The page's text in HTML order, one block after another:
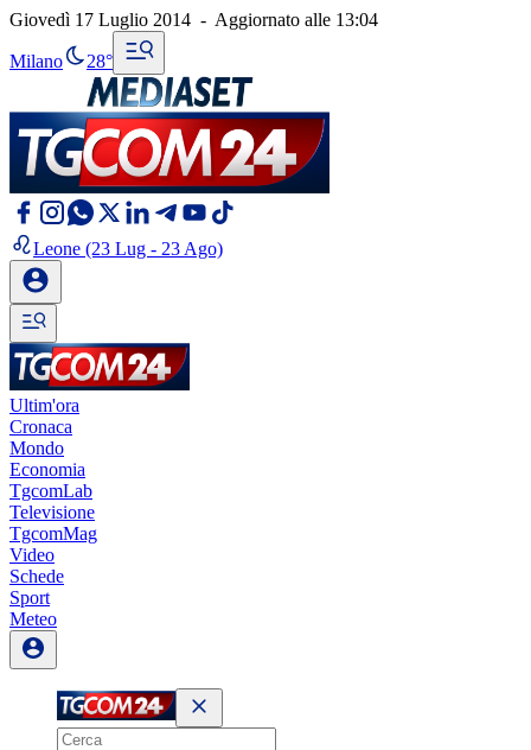
Giovedì 17 Luglio 2014 - Aggiornato alle 13:04
Milano 28°
Leone (23 Lug - 23 Ago)
Ultim'ora
Cronaca
Mondo
Economia
TgcomLab
Televisione
TgcomMag
Video
Schede
Sport
Meteo